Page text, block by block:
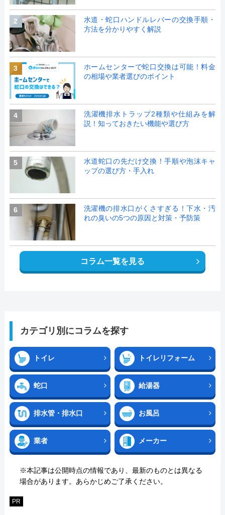
2
水道・蛇口ハンドルレバーの交換手順・
方法を分かりやすく解説
3
ホームセンターで蛇口交換は可能！料金
の相場や業者選びのポイント
4
洗濯機排水トラップ2種類や仕組みを解
説！知っておきたい機能や選び方
5
水道蛇口の先だけ交換！手順や泡沫キャ
ップの選び方・手入れ
6
洗濯機の排水口がくさすぎる！下水・汚
れの臭いの5つの原因と対策・予防策
コラム一覧を見る
カテゴリ別にコラムを探す
トイレ トイレリフォーム
蛇口 給湯器
排水管・排水口 お風呂
業者 メーカー
※本記事は公開時点の情報であり、最新のものとは異なる
場合があります。あらかじめご了承ください。
PR